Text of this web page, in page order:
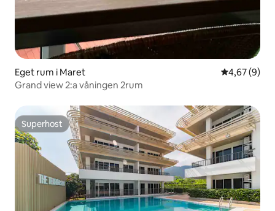
Eget rum i Maret 4,67 av 5 i
4,67 (9)
Grand view 2:a våningen 2rum
Superhost
Superhost